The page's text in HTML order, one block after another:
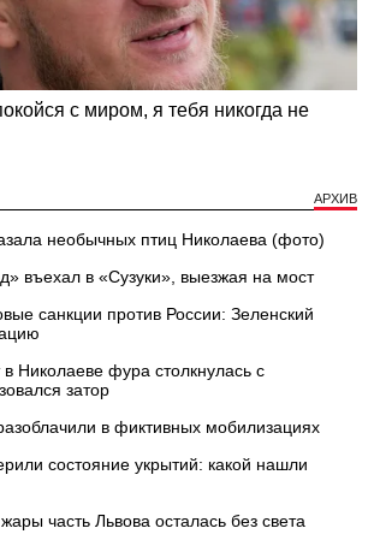
АРХИВ
необычных птиц Николаева (фото)
въехал в «Сузуки», выезжая на мост
санкции против России: Зеленский
Николаеве фура столкнулась с
затор
в фиктивных мобилизациях
состояние укрытий: какой нашли
часть Львова осталась без света